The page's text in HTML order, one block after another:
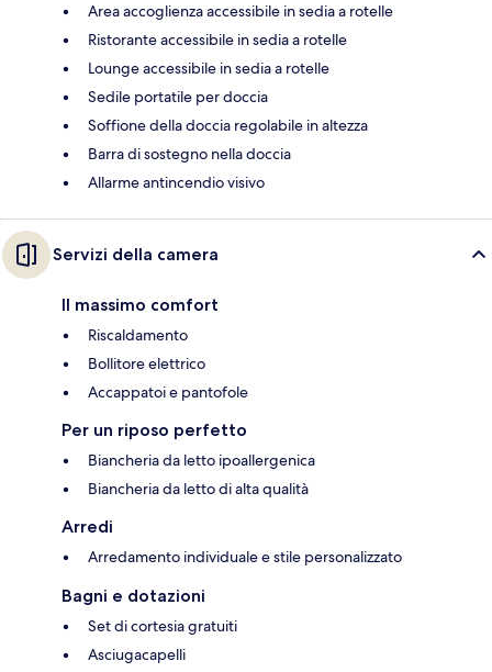
Area accoglienza accessibile in sedia a rotelle
Ristorante accessibile in sedia a rotelle
Lounge accessibile in sedia a rotelle
Sedile portatile per doccia
Soffione della doccia regolabile in altezza
Barra di sostegno nella doccia
Allarme antincendio visivo
Servizi della camera
Il massimo comfort
Riscaldamento
Bollitore elettrico
Accappatoi e pantofole
Per un riposo perfetto
Biancheria da letto ipoallergenica
Biancheria da letto di alta qualità
Arredi
Arredamento individuale e stile personalizzato
Bagni e dotazioni
Set di cortesia gratuiti
Asciugacapelli